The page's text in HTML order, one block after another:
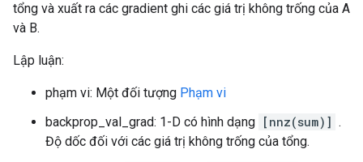
tổng và xuất ra các gradient ghi các giá trị không trống của A
và B.
Lập luận:
phạm vi: Một đối tượng Phạm vi
backprop_val_grad: 1-D có hình dạng [nnz(sum)] .
Độ dốc đối với các giá trị không trống của tổng.